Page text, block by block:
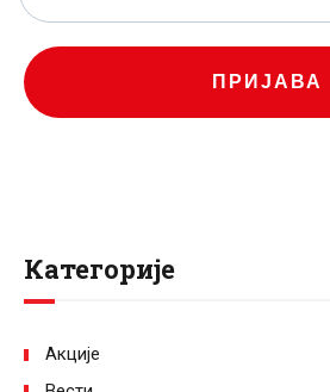
ПРИЈАВА
Категорије
Акције